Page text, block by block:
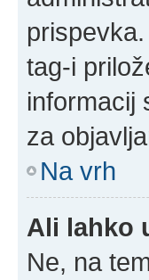
tag-i
informacij
za
Na vrh
Ali lahko
Ne, na